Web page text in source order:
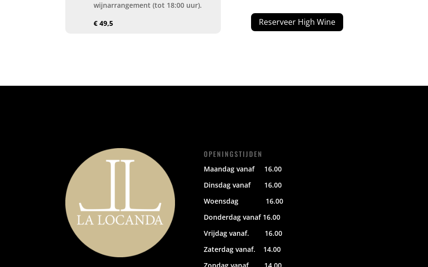
wijnarrangement (tot 18:00 uur).
€ 49,5
Reserveer High Wine
OPENINGSTIJDEN
Maandag vanaf 16.00
Dinsdag vanaf 16.00
Woensdag 16.00
Donderdag vanaf 16.00
Vrijdag vanaf. 16.00
Zaterdag vanaf. 14.00
Zondag vanaf. 14.00